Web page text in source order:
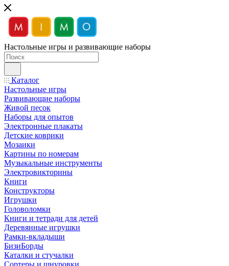
Настольные игры и развивающие наборы
Каталог
Настольные игры
Развивающие наборы
Живой песок
Наборы для опытов
Электронные плакаты
Детские коврики
Мозаики
Картины по номерам
Музыкальные инструменты
Электровикторины
Книги
Конструкторы
Игрушки
Головоломки
Книги и тетради для детей
Деревянные игрушки
Рамки-вкладыши
БизиБорды
Каталки и стучалки
Сортеры и шнуровки